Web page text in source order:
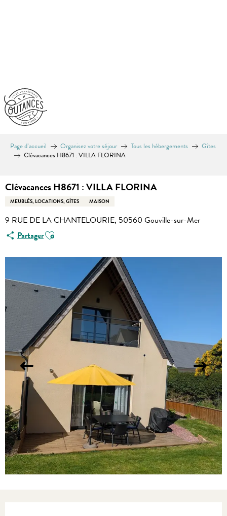
Page d’accueil Organisez votre séjour Tous les hébergements
Gîtes
Clévacances H8671 : VILLA FLORINA
Clévacances H8671 : VILLA FLORINA
MEUBLÉS, LOCATIONS, GÎTES MAISON
9 RUE DE LA CHANTELOURIE, 50560 Gouville-sur-Mer
PartagerAjouter aux favoris